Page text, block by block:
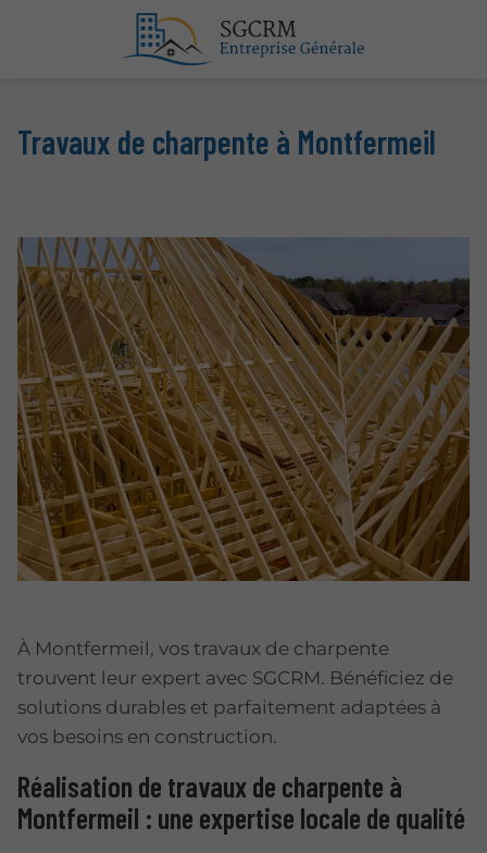
Travaux de charpente à Montfermeil
À Montfermeil, vos travaux de charpente
trouvent leur expert avec SGCRM. Bénéficiez de
solutions durables et parfaitement adaptées à
vos besoins en construction.
Réalisation de travaux de charpente à
Montfermeil : une expertise locale de qualité